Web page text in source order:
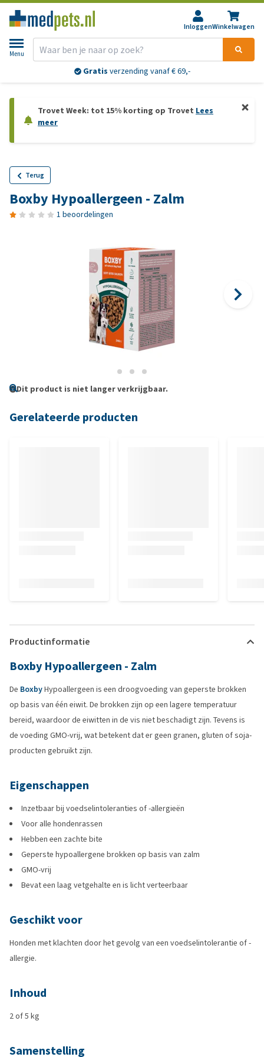
InloggenWinkelwagen
Menu
Gratis verzending vanaf € 69,-
Trovet Week: tot 15% korting op Trovet Lees
meer
Terug
Boxby Hypoallergeen - Zalm
1 beoordelingen
Dit product is niet langer verkrijgbaar.
Gerelateerde producten
Productinformatie
Boxby Hypoallergeen - Zalm
De BoxbyHypoallergeen is een droogvoeding van geperste brokken
op basis van één eiwit. De brokken zijn op een lagere temperatuur
bereid, waardoor de eiwitten in de vis niet beschadigt zijn. Tevens is
de voeding GMO-vrij, wat betekent dat er geen granen, gluten of soja-
producten gebruikt zijn.
Eigenschappen
Inzetbaar bij voedselintoleranties of -allergieën
Voor alle hondenrassen
Hebben een zachte bite
Geperste hypoallergene brokken op basis van zalm
GMO-vrij
Bevat een laag vetgehalte en is licht verteerbaar
Geschikt voor
Honden met klachten door het gevolg van een voedselintolerantie of -
allergie.
Inhoud
2 of 5 kg
Samenstelling